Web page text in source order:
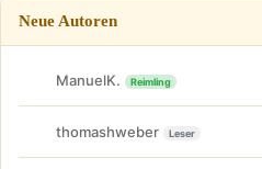
Neue Autoren
ManuelK. Reimling
thomashweber Leser